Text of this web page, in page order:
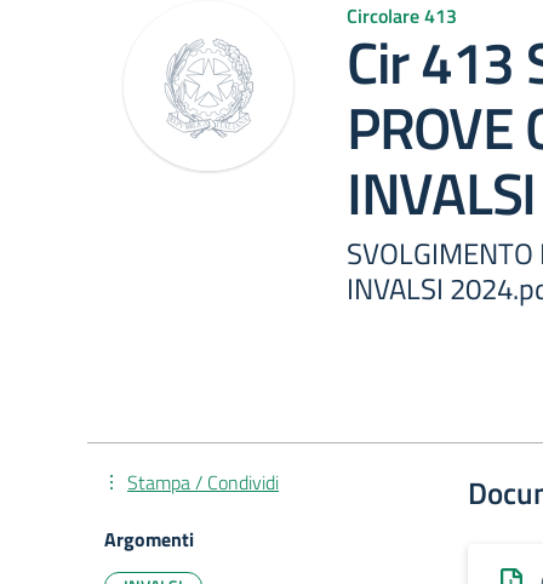
Circolare 413
Cir 413
PROVE
SVOLGIMENTO
INVALSI
Stampa / Condividi
Argomenti